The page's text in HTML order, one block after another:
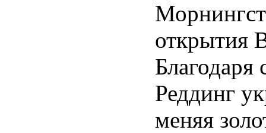
открытия
Реддинг
меняя